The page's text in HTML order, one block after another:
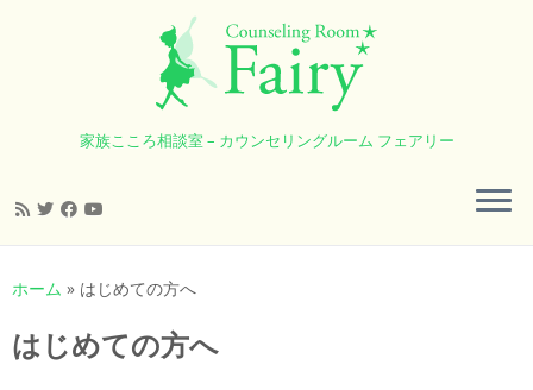
ン
ン
ツ
家族こころ相談室 – カウンセリングルーム フェアリー
ホーム » はじめての方へ
はじめての方へ